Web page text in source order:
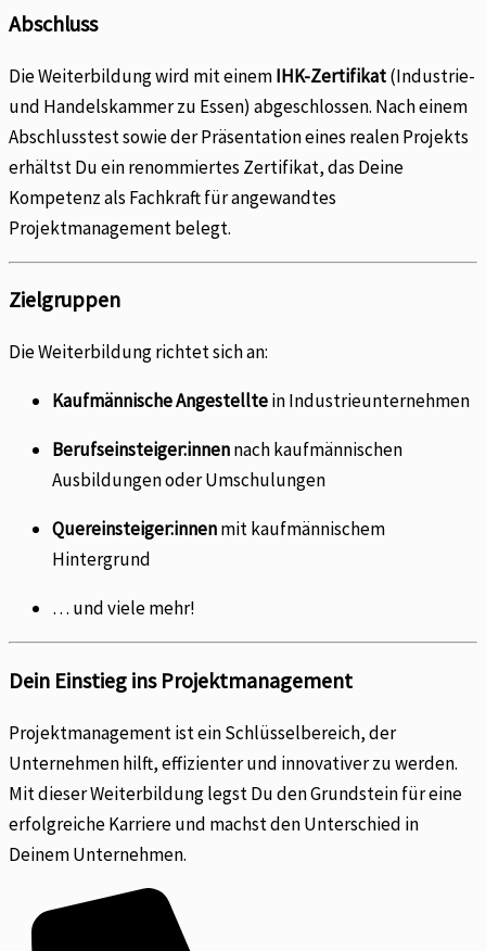
Abschluss
Die Weiterbildung wird mit einemIHK-Zertifikat(Industrie-
und Handelskammer zu Essen) abgeschlossen. Nach einem
Abschlusstest sowie der Präsentation eines realen Projekts
erhältst Du ein renommiertes Zertifikat, das Deine
Kompetenz als Fachkraft für angewandtes
Projektmanagement belegt.
Zielgruppen
Die Weiterbildung richtet sich an:
Kaufmännische Angestelltein Industrieunternehmen
Berufseinsteiger:innennach kaufmännischen
Ausbildungen oder Umschulungen
Quereinsteiger:innenmit kaufmännischem
Hintergrund
… und viele mehr!
Dein Einstieg ins Projektmanagement
Projektmanagement ist ein Schlüsselbereich, der
Unternehmen hilft, effizienter und innovativer zu werden.
Mit dieser Weiterbildung legst Du den Grundstein für eine
erfolgreiche Karriere und machst den Unterschied in
Deinem Unternehmen.